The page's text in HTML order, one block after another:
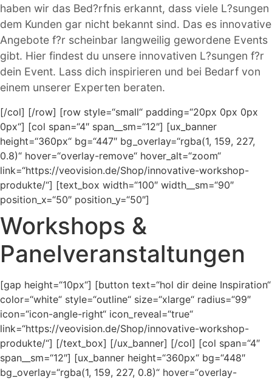
haben wir das Bed?rfnis erkannt, dass viele L?sungen
dem Kunden gar nicht bekannt sind. Das es innovative
Angebote f?r scheinbar langweilig gewordene Events
gibt. Hier findest du unsere innovativen L?sungen f?r
dein Event. Lass dich inspirieren und bei Bedarf von
einem unserer Experten beraten.
[/col] [/row] [row style=“small“ padding=“20px 0px 0px
0px“] [col span=“4″ span__sm=“12″] [ux_banner
height=“360px“ bg=“447″ bg_overlay=“rgba(1, 159, 227,
0.8)“ hover=“overlay-remove“ hover_alt=“zoom“
link=“https://veovision.de/Shop/innovative-workshop-
produkte/“] [text_box width=“100″ width__sm=“90″
position_x=“50″ position_y=“50″]
Workshops &
Panelveranstaltungen
[gap height=“10px“] [button text=“hol dir deine Inspiration“
color=“white“ style=“outline“ size=“xlarge“ radius=“99″
icon=“icon-angle-right“ icon_reveal=“true“
link=“https://veovision.de/Shop/innovative-workshop-
produkte/“] [/text_box] [/ux_banner] [/col] [col span=“4″
span__sm=“12″] [ux_banner height=“360px“ bg=“448″
bg_overlay=“rgba(1, 159, 227, 0.8)“ hover=“overlay-